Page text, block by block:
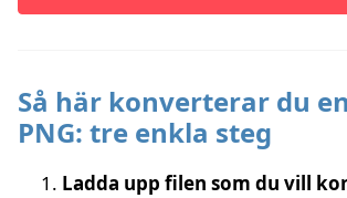
Så här konverterar du
PNG: tre enkla steg
Ladda upp filen som du vill